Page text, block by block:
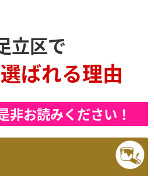
立区で
選ばれる理由
非お読みください！